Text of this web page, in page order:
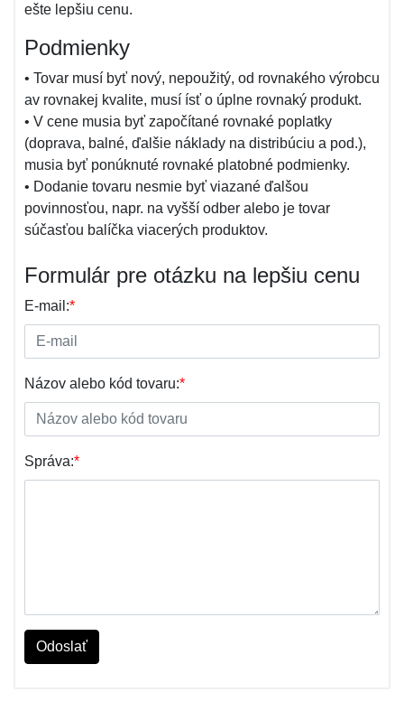
ešte lepšiu cenu.
Podmienky
• Tovar musí byť nový, nepoužitý, od rovnakého výrobcu
av rovnakej kvalite, musí ísť o úplne rovnaký produkt.
• V cene musia byť započítané rovnaké poplatky
(doprava, balné, ďalšie náklady na distribúciu a pod.),
musia byť ponúknuté rovnaké platobné podmienky.
• Dodanie tovaru nesmie byť viazané ďalšou
povinnosťou, napr. na vyšší odber alebo je tovar
súčasťou balíčka viacerých produktov.
Formulár pre otázku na lepšiu cenu
E-mail:*
Názov alebo kód tovaru:*
Správa:*
Odoslať